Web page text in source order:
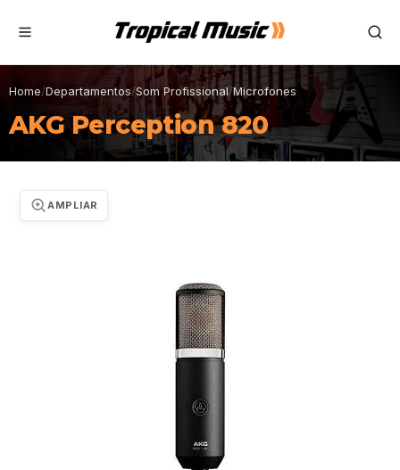
Home/Departamentos/Som Profissional/Microfones
AKG Perception 820
AMPLIAR